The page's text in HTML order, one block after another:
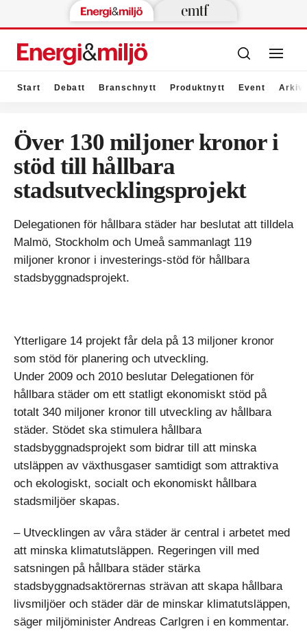
Start Debatt Branschnytt Produktnytt Event Arkiv
Över 130 miljoner kronor i
stöd till hållbara
stadsutvecklingsprojekt
Delegationen för hållbara städer har beslutat att tilldela
Malmö, Stockholm och Umeå sammanlagt 119
miljoner kronor i investerings-stöd för hållbara
stadsbyggnadsprojekt.
Ytterligare 14 projekt får dela på 13 miljoner kronor
som stöd för planering och utveckling.
Under 2009 och 2010 beslutar Delegationen för
hållbara städer om ett statligt ekonomiskt stöd på
totalt 340 miljoner kronor till utveckling av hållbara
städer. Stödet ska stimulera hållbara
stadsbyggnadsprojekt som bidrar till att minska
utsläppen av växthusgaser samtidigt som attraktiva
och ekologiskt, socialt och ekonomiskt hållbara
stadsmiljöer skapas.
– Utvecklingen av våra städer är central i arbetet med
att minska klimatutsläppen. Regeringen vill med
satsningen på hållbara städer stärka
stadsbyggnadsaktörernas strävan att skapa hållbara
livsmiljöer och städer där de minskar klimatutsläppen,
säger miljöminister Andreas Carlgren i en kommentar.